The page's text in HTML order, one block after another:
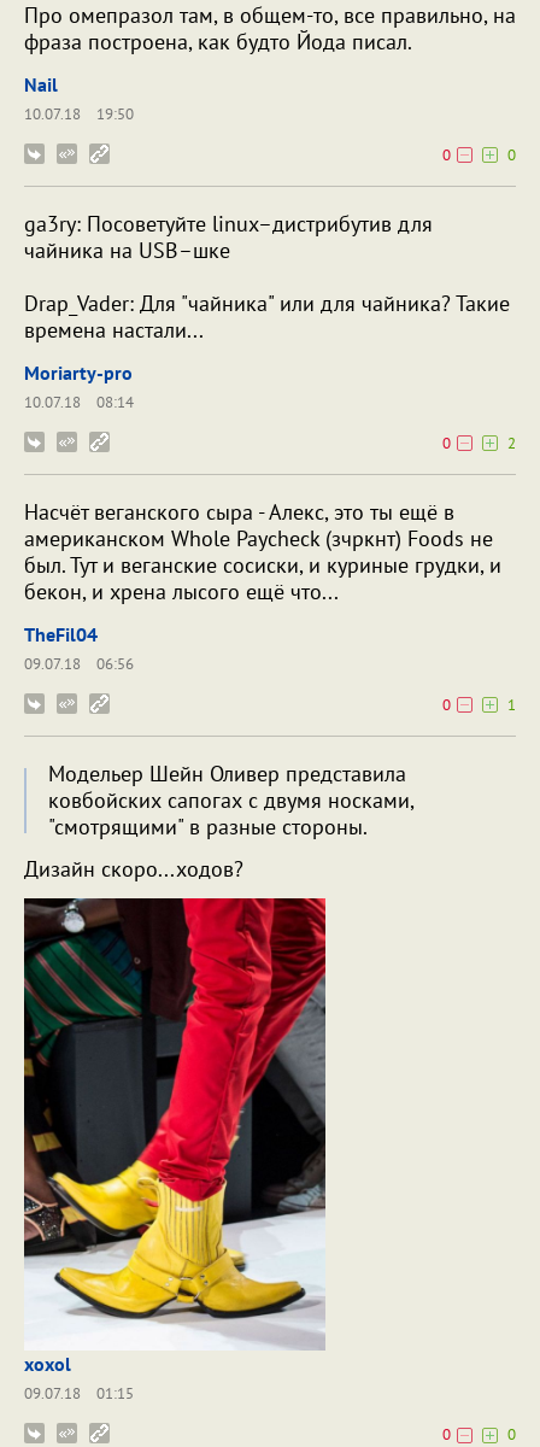
Про омепразол там, в общем-то, все правильно, на
фраза построена, как будто Йода писал.
Nail
10.07.18
19:50
0
0
ga3ry: Посоветуйте linux–дистрибутив для
чайника на USB–шке
Drap_Vader: Для "чайника" или для чайника? Такие
времена настали...
Moriarty-pro
10.07.18
08:14
0
2
Насчёт веганского сыра - Алекс, это ты ещё в
американском Whole Paycheck (зчркнт) Foods не
был. Тут и веганские сосиски, и куриные грудки, и
бекон, и хрена лысого ещё что...
TheFil04
09.07.18
06:56
0
1
Модельер Шейн Оливер представила
ковбойских сапогах с двумя носками,
"смотрящими" в разные стороны.
Дизайн скоро...ходов?
xoxol
09.07.18
01:15
0
0